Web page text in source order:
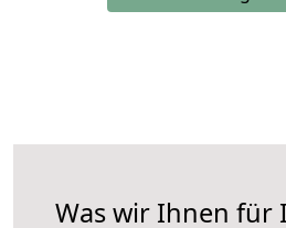
Was wir Ihnen für